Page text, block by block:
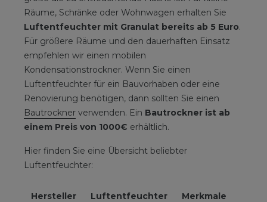
Räume, Schränke oder Wohnwagen erhalten Sie
Luftentfeuchter mit Granulat bereits ab 5 Euro.
Für größere Räume und den dauerhaften Einsatz
empfehlen wir einen mobilen
Kondensationstrockner. Wenn Sie einen
Luftentfeuchter für ein Bauvorhaben oder eine
Renovierung benötigen, dann sollten Sie einen
Bautrockner verwenden. Ein Bautrockner ist ab
einem Preis von 1000€ erhältlich.
Hier finden Sie eine Übersicht beliebter
Luftentfeuchter:
Hersteller Luftentfeuchter Merkmale